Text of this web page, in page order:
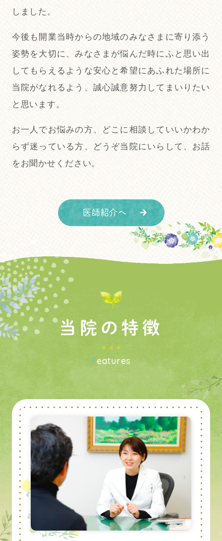
しました。
今後も開業当時からの地域のみなさまに寄り添う
姿勢を大切に、みなさまが悩んだ時にふと思い出
してもらえるような安心と希望にあふれた場所に
当院がなれるよう、誠心誠意努力してまいりたい
と思います。
お一人でお悩みの方、どこに相談していいかわか
らず迷っている方、どうぞ当院にいらして、お話
をお聞かせください。
医師紹介へ
当院の特徴
Features